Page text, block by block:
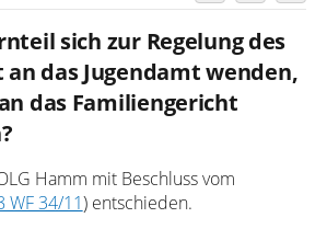
sich zur Regelung des
an das Jugendamt wenden,
das Familiengericht
Hamm mit Beschluss vom
WF 34/11) entschieden.